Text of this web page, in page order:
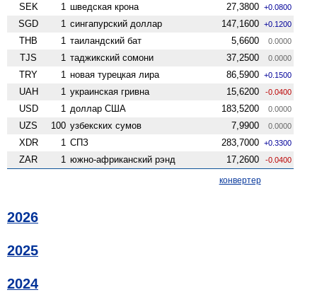
SEK 1 шведская крона 27,3800 +0.0800
SGD 1 сингапурский доллар 147,1600 +0.1200
THB 1 таиландский бат 5,6600 0.0000
TJS 1 таджикский сомони 37,2500 0.0000
TRY 1 новая турецкая лира 86,5900 +0.1500
UAH 1 украинская гривна 15,6200 -0.0400
USD 1 доллар США 183,5200 0.0000
UZS 100 узбекских сумов 7,9900 0.0000
XDR 1 СПЗ 283,7000 +0.3300
ZAR 1 южно-африканский рэнд 17,2600 -0.0400
конвертер
2026
2025
2024